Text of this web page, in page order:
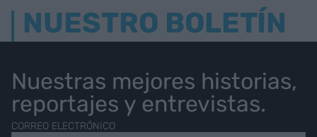
NUESTRO BOLETÍN
Nuestras mejores historias,
reportajes y entrevistas.
CORREO ELECTRÓNICO